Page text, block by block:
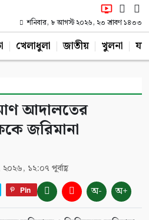
শনিবার, ৮ আগস্ট ২০২৬, ২৩ শ্রাবণ ১৪৩৩
খেলাধুলা জাতীয় খুলনা
আদালতের
জরিমানা
১২:০৭ পূর্বাহ্ণ
Pin অ- অ+